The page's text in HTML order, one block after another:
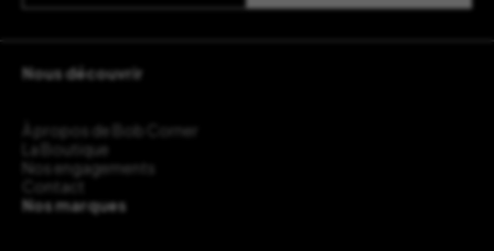
Nous découvrir
À propos de Bob Corner
La Boutique
Nos engagements
Contact
Nos marques